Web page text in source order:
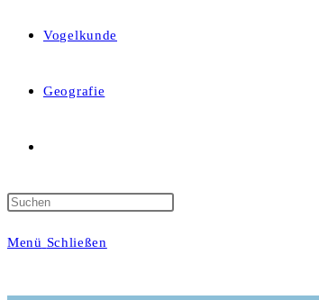
Vogelkunde
Geografie
Suche
Menü Schließen